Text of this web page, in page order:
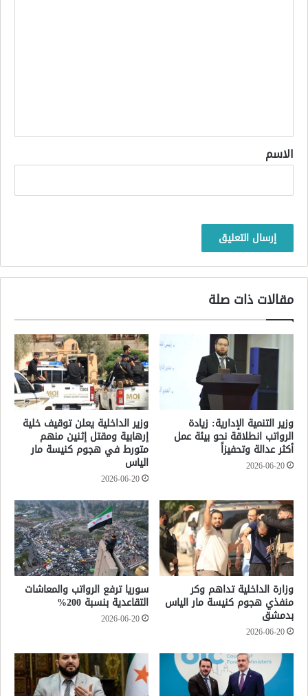
*
الاسم
مقالات ذات صلة
وزير التنمية الإدارية: زيادة
الرواتب انطلاقة نحو بيئة عمل
أكثر عدالة وتحفيزاً
2026-06-20
وزير الداخلية يعلن توقيف خلية
إرهابية ومقتل إثنين منهم
متورط في هجوم كنيسة مار
الياس
2026-06-20
وزارة الداخلية تداهم وكر
منفذي هجوم كنيسة مار الياس
بدمشق
2026-06-20
سوريا ترفع الرواتب والمعاشات
التقاعدية بنسبة 200%
2026-06-20